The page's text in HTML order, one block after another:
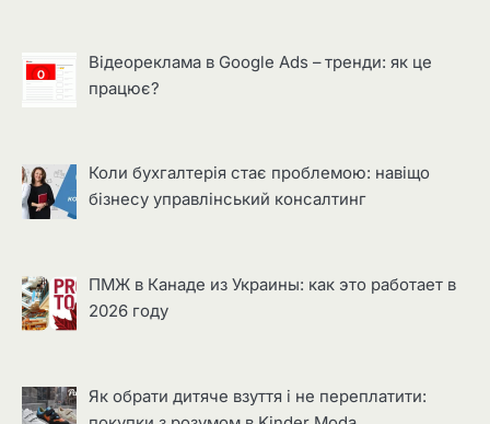
Відеореклама в Google Ads – тренди: як це
працює?
Коли бухгалтерія стає проблемою: навіщо
бізнесу управлінський консалтинг
ПМЖ в Канаде из Украины: как это работает в
2026 году
Як обрати дитяче взуття і не переплатити: